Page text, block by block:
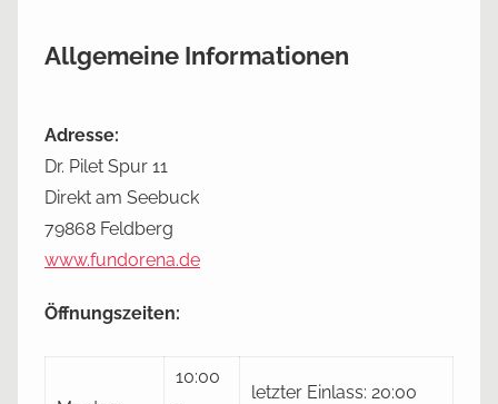
Allgemeine Informationen
Adresse:
Dr. Pilet Spur 11
Direkt am Seebuck
79868 Feldberg
www.fundorena.de
Öffnungszeiten:
10:00
letzter Einlass: 20:00